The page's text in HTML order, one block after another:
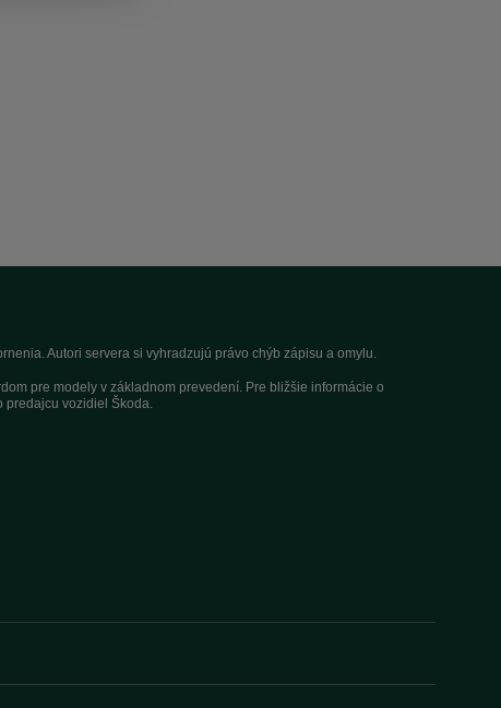
Autori servera si vyhradzujú právo chýb zápisu a omylu.
pre modely v základnom prevedení. Pre bližšie informácie o
predajcu vozidiel Škoda.